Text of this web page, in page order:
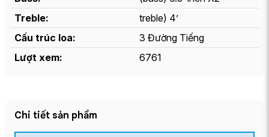
Treble:
treble) 4’
Cấu trúc loa:
3 Đường Tiếng
Lượt xem:
6761
Chi tiết sản phẩm